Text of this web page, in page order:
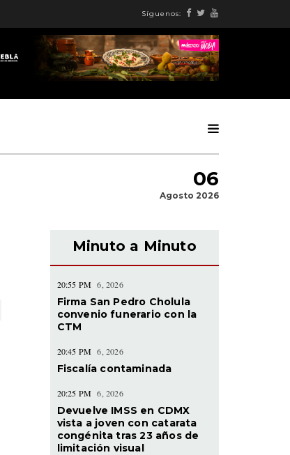
Síguenos:
06
Agosto 2026
Minuto a Minuto
20:55 PM 6, 2026
Firma San Pedro Cholula
convenio funerario con la
CTM
20:45 PM 6, 2026
Fiscalía contaminada
20:25 PM 6, 2026
Devuelve IMSS en CDMX
vista a joven con catarata
congénita tras 23 años de
limitación visual